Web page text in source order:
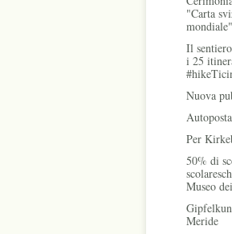
"Carta
mondiale"
Il
i 25
Nuova
Per
50% di
Museo
Meride